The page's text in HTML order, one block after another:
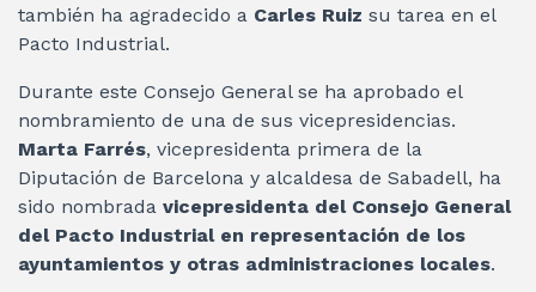
también ha agradecido a Carles Ruiz su tarea en el
Pacto Industrial.
Durante este Consejo General se ha aprobado el
nombramiento de una de sus vicepresidencias.
Marta Farrés, vicepresidenta primera de la
Diputación de Barcelona y alcaldesa de Sabadell, ha
sido nombrada vicepresidenta del Consejo General
del Pacto Industrial en representación de los
ayuntamientos y otras administraciones locales.